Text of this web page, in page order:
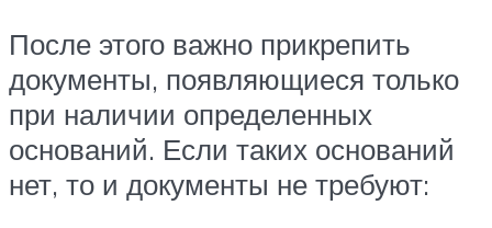
После этого важно прикрепить
документы, появляющиеся только
при наличии определенных
оснований. Если таких оснований
нет, то и документы не требуют: